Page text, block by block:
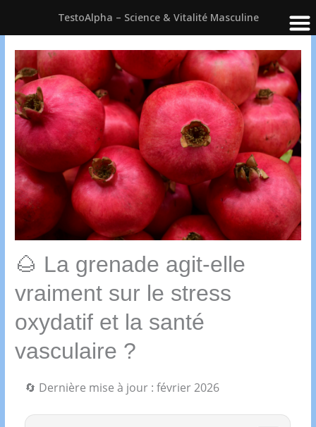
contenu
🌰 La grenade agit-elle
vraiment sur le stress
oxydatif et la santé
vasculaire ?
🔄 Dernière mise à jour : février 2026
TestoAlpha – Science & Vitalité Masculine